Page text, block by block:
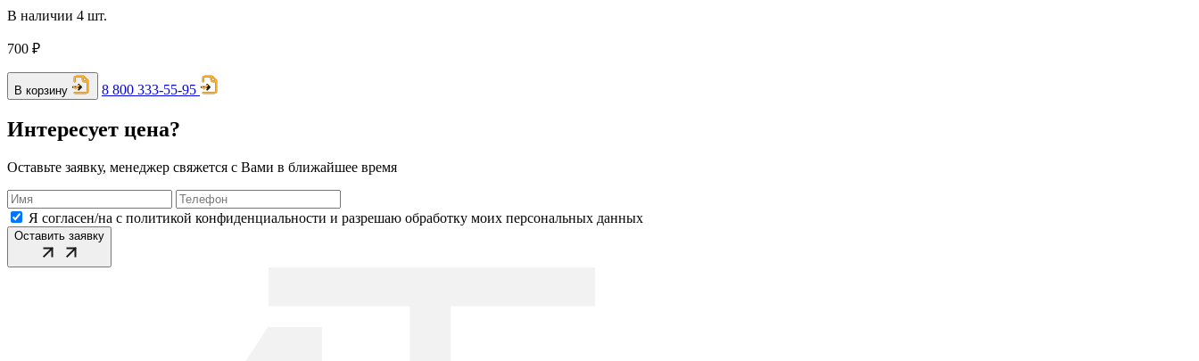
В наличии 4 шт.
700 ₽
В корзину 8 800 333-55-95
Интересует цена?
Оставьте заявку, менеджер свяжется с Вами в ближайшее время
Я согласен/на с политикой конфиденциальности и разрешаю обработку моих персональных данных
Оставить заявку